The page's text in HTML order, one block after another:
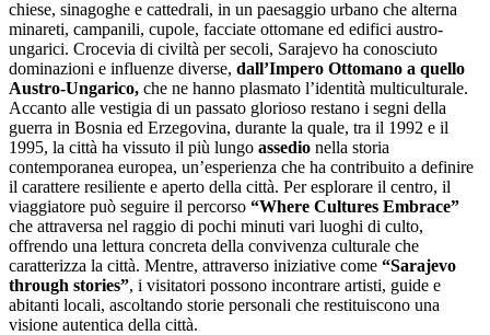
chiese, sinagoghe e cattedrali, in un paesaggio urbano che alterna
minareti, campanili, cupole, facciate ottomane ed edifici austro-
ungarici. Crocevia di civiltà per secoli, Sarajevo ha conosciuto
dominazioni e influenze diverse, dall’Impero Ottomano a quello
Austro-Ungarico, che ne hanno plasmato l’identità multiculturale.
Accanto alle vestigia di un passato glorioso restano i segni della
guerra in Bosnia ed Erzegovina, durante la quale, tra il 1992 e il
1995, la città ha vissuto il più lungo assedio nella storia
contemporanea europea, un’esperienza che ha contribuito a definire
il carattere resiliente e aperto della città. Per esplorare il centro, il
viaggiatore può seguire il percorso “Where Cultures Embrace”
che attraversa nel raggio di pochi minuti vari luoghi di culto,
offrendo una lettura concreta della convivenza culturale che
caratterizza la città. Mentre, attraverso iniziative come “Sarajevo
through stories”, i visitatori possono incontrare artisti, guide e
abitanti locali, ascoltando storie personali che restituiscono una
visione autentica della città.